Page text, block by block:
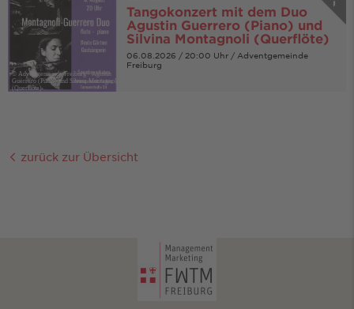
© Adventgemeinde Freiburg - Agustin
Guerrero (Piano) und Silvina Montagnoli
(Querflöte)
Tangokonzert mit dem Duo
Agustin Guerrero (Piano) und
Silvina Montagnoli (Querflöte)
06.08.2026 / 20:00 Uhr / Adventgemeinde
Freiburg
zurück zur Übersicht